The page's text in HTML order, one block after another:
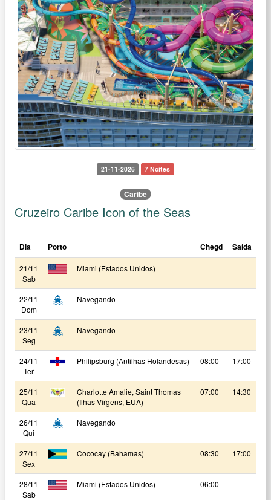
21-11-2026 7 Noites
Caribe
Cruzeiro Caribe Icon of the Seas
Dia Porto Chegd Saída
21/11
Sab
Miami (Estados Unidos)
22/11
Dom
Navegando
23/11
Seg
Navegando
24/11
Ter
Philipsburg (Antilhas Holandesas) 08:00 17:00
25/11
Qua
Charlotte Amalie, Saint Thomas
(Ilhas Virgens, EUA)
07:00 14:30
26/11
Qui
Navegando
27/11
Sex
Cococay (Bahamas) 08:30 17:00
28/11
Sab
Miami (Estados Unidos) 06:00